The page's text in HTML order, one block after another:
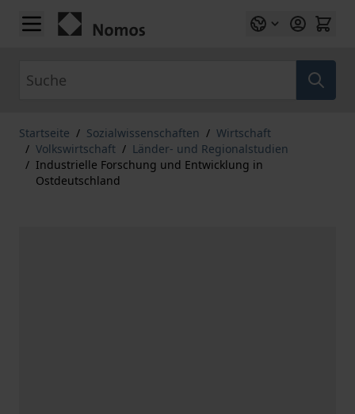
Zum Inhalt springen
Startseite / Sozialwissenschaften / Wirtschaft
/ Volkswirtschaft / Länder- und Regionalstudien
/ Industrielle Forschung und Entwicklung in
Ostdeutschland